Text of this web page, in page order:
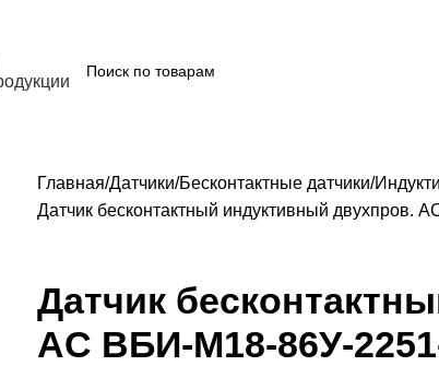
Главная Датчики Бесконтактные датчики
Датчик бесконтактный индуктивный двухпров.
Датчик
АC ВБИ-М18-86У-